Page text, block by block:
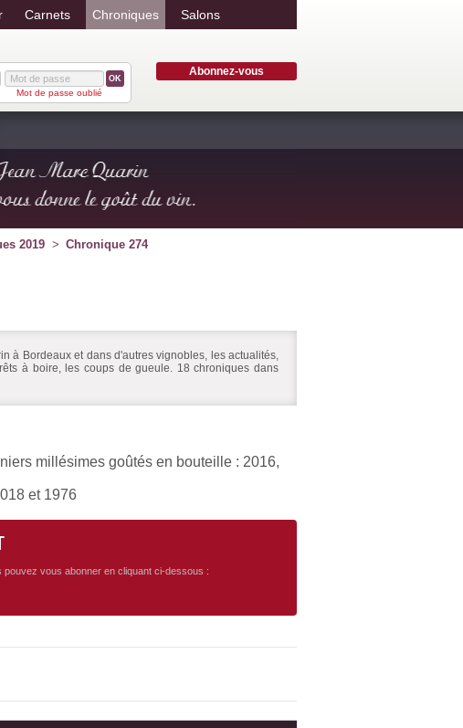
Carnets Chroniques Salons
Abonnez-vous
OK
Mot de passe oublié
2019 Chronique 274
à Bordeaux et dans d'autres vignobles, les actualités,
à boire, les coups de gueule. 18 chroniques dans
millésimes goûtés en bouteille : 2016,
et 1976
vous abonner en cliquant ci-dessous :